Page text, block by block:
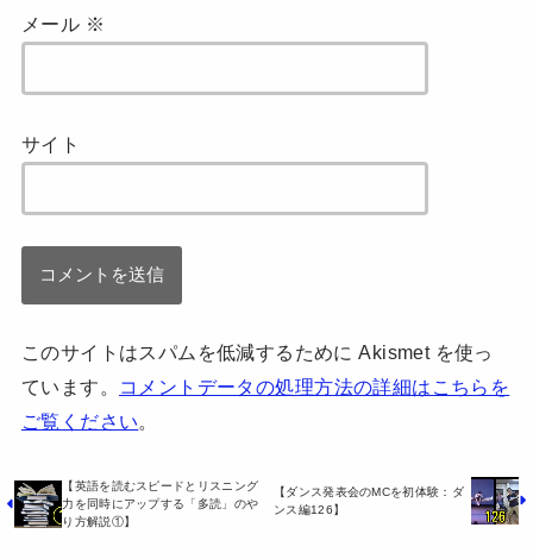
メール ※
サイト
このサイトはスパムを低減するために Akismet を使っ
ています。
コメントデータの処理方法の詳細はこちらを
ご覧ください。
【英語を読むスピードとリスニング
力を同時にアップする「多読」のや
り方解説①】
【ダンス発表会のMCを初体験：ダ
ンス編126】